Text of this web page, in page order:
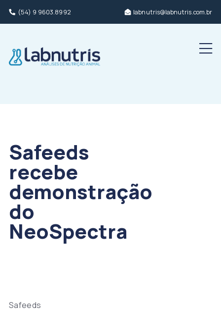
(54) 9 9603.8992 labnutris@labnutris.com.br
Safeeds
recebe
demonstração
do
NeoSpectra
Safeeds